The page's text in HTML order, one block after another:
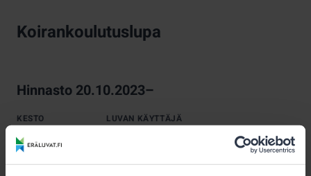
Koirankoulutuslupa
Hinnasto 20.10.2023–
KESTO LUVAN KÄYTTÄJÄ
Kausi